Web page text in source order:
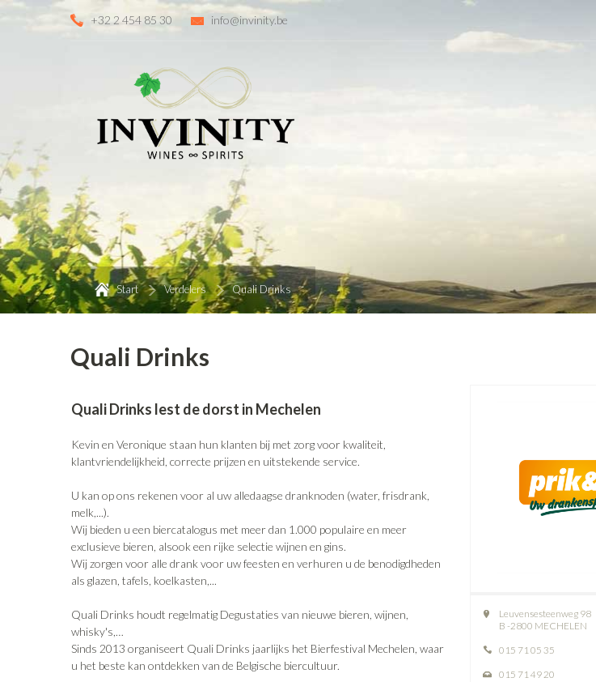
+32 2 454 85 30 info@invinity.be
Start Verdelers Quali Drinks
Quali Drinks
Quali Drinks lest de dorst in Mechelen
Kevin en Veronique staan hun klanten bij met zorg voor kwaliteit,
klantvriendelijkheid, correcte prijzen en uitstekende service.
U kan op ons rekenen voor al uw alledaagse dranknoden (water, frisdrank,
melk,...).
Wij bieden u een biercatalogus met meer dan 1.000 populaire en meer
exclusieve bieren, alsook een rijke selectie wijnen en gins.
Wij zorgen voor alle drank voor uw feesten en verhuren u de benodigdheden
als glazen, tafels, koelkasten,...
Quali Drinks houdt regelmatig Degustaties van nieuwe bieren, wijnen,
whisky's,…
Sinds 2013 organiseert Quali Drinks jaarlijks het Bierfestival Mechelen, waar
u het beste kan ontdekken van de Belgische biercultuur.
Leuvensesteenweg 98
B -2800 MECHELEN
015 71 05 35
015 71 49 20